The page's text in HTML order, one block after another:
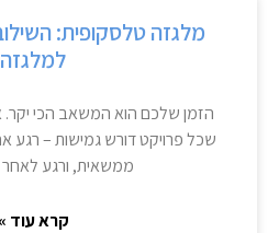
מלגזה טלסקופית:
למלגזה
הזמן שלכם הוא המשאב הכי יקר.
שכל פרויקט דורש גמישות – רגע
ממשאית, ורגע לאחר
קרא עוד »